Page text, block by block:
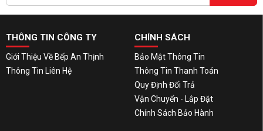
THÔNG TIN CÔNG TY
Giới Thiệu Về Bếp An Thịnh
Thông Tin Liên Hệ
CHÍNH SÁCH
Bảo Mật Thông Tin
Thông Tin Thanh Toán
Quy Định Đổi Trả
Vận Chuyển - Lắp Đặt
Chính Sách Bảo Hành